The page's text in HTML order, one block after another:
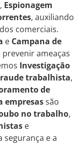
, Espionagem
, auxiliando
comerciais.
e Campana de
ameaças
Investigação
trabalhista,
de
empresassão
no trabalho,
e
segurança e a